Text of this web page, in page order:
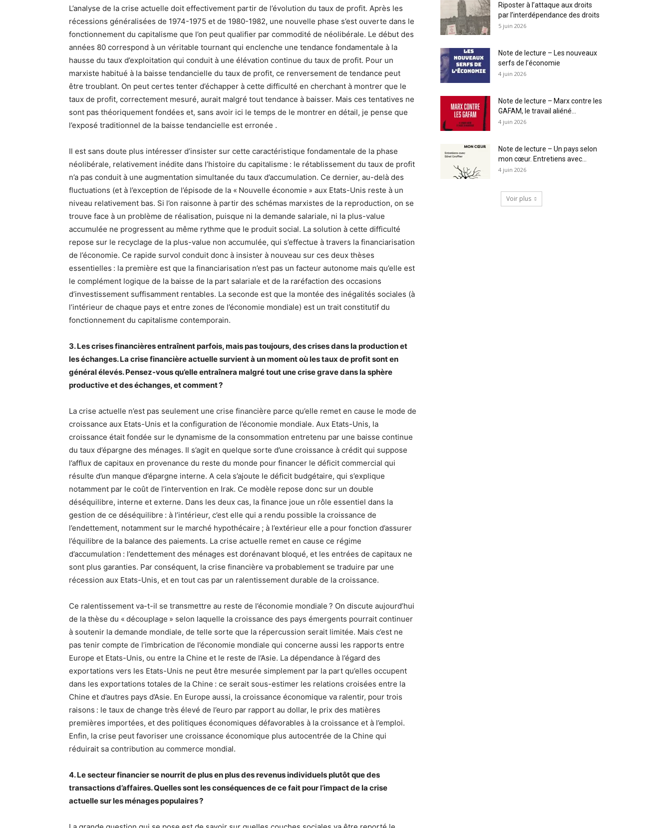
L’analyse de la crise actuelle doit effectivement partir de l’évolution du taux de profit. Après les
récessions généralisées de 1974-1975 et de 1980-1982, une nouvelle phase s’est ouverte dans le
fonctionnement du capitalisme que l’on peut qualifier par commodité de néolibérale. Le début des
années 80 correspond à un véritable tournant qui enclenche une tendance fondamentale à la
hausse du taux d’exploitation qui conduit à une élévation continue du taux de profit. Pour un
marxiste habitué à la baisse tendancielle du taux de profit, ce renversement de tendance peut
être troublant. On peut certes tenter d’échapper à cette difficulté en cherchant à montrer que le
taux de profit, correctement mesuré, aurait malgré tout tendance à baisser. Mais ces tentatives ne
sont pas théoriquement fondées et, sans avoir ici le temps de le montrer en détail, je pense que
l’exposé traditionnel de la baisse tendancielle est erronée .
Il est sans doute plus intéresser d’insister sur cette caractéristique fondamentale de la phase
néolibérale, relativement inédite dans l’histoire du capitalisme : le rétablissement du taux de profit
n’a pas conduit à une augmentation simultanée du taux d’accumulation. Ce dernier, au-delà des
fluctuations (et à l’exception de l’épisode de la « Nouvelle économie » aux Etats-Unis reste à un
niveau relativement bas. Si l’on raisonne à partir des schémas marxistes de la reproduction, on se
trouve face à un problème de réalisation, puisque ni la demande salariale, ni la plus-value
accumulée ne progressent au même rythme que le produit social. La solution à cette difficulté
repose sur le recyclage de la plus-value non accumulée, qui s’effectue à travers la financiarisation
de l’économie. Ce rapide survol conduit donc à insister à nouveau sur ces deux thèses
essentielles : la première est que la financiarisation n’est pas un facteur autonome mais qu’elle est
le complément logique de la baisse de la part salariale et de la raréfaction des occasions
d’investissement suffisamment rentables. La seconde est que la montée des inégalités sociales (à
l’intérieur de chaque pays et entre zones de l’économie mondiale) est un trait constitutif du
fonctionnement du capitalisme contemporain.
3. Les crises financières entraînent parfois, mais pas toujours, des crises dans la production et
les échanges. La crise financière actuelle survient à un moment où les taux de profit sont en
général élevés. Pensez-vous qu’elle entraînera malgré tout une crise grave dans la sphère
productive et des échanges, et comment ?
La crise actuelle n’est pas seulement une crise financière parce qu’elle remet en cause le mode de
croissance aux Etats-Unis et la configuration de l’économie mondiale. Aux Etats-Unis, la
croissance était fondée sur le dynamisme de la consommation entretenu par une baisse continue
du taux d’épargne des ménages. Il s’agit en quelque sorte d’une croissance à crédit qui suppose
l’afflux de capitaux en provenance du reste du monde pour financer le déficit commercial qui
résulte d’un manque d’épargne interne. A cela s’ajoute le déficit budgétaire, qui s’explique
notamment par le coût de l’intervention en Irak. Ce modèle repose donc sur un double
déséquilibre, interne et externe. Dans les deux cas, la finance joue un rôle essentiel dans la
gestion de ce déséquilibre : à l’intérieur, c’est elle qui a rendu possible la croissance de
l’endettement, notamment sur le marché hypothécaire ; à l’extérieur elle a pour fonction d’assurer
l’équilibre de la balance des paiements. La crise actuelle remet en cause ce régime
d’accumulation : l’endettement des ménages est dorénavant bloqué, et les entrées de capitaux ne
sont plus garanties. Par conséquent, la crise financière va probablement se traduire par une
récession aux Etats-Unis, et en tout cas par un ralentissement durable de la croissance.
Ce ralentissement va-t-il se transmettre au reste de l’économie mondiale ? On discute aujourd’hui
de la thèse du « découplage » selon laquelle la croissance des pays émergents pourrait continuer
à soutenir la demande mondiale, de telle sorte que la répercussion serait limitée. Mais c’est ne
pas tenir compte de l’imbrication de l’économie mondiale qui concerne aussi les rapports entre
Europe et Etats-Unis, ou entre la Chine et le reste de l’Asie. La dépendance à l’égard des
exportations vers les Etats-Unis ne peut être mesurée simplement par la part qu’elles occupent
dans les exportations totales de la Chine : ce serait sous-estimer les relations croisées entre la
Chine et d’autres pays d’Asie. En Europe aussi, la croissance économique va ralentir, pour trois
raisons : le taux de change très élevé de l’euro par rapport au dollar, le prix des matières
premières importées, et des politiques économiques défavorables à la croissance et à l’emploi.
Enfin, la crise peut favoriser une croissance économique plus autocentrée de la Chine qui
réduirait sa contribution au commerce mondial.
4. Le secteur financier se nourrit de plus en plus des revenus individuels plutôt que des
transactions d’affaires. Quelles sont les conséquences de ce fait pour l’impact de la crise
actuelle sur les ménages populaires ?
Riposter à l’attaque aux droits
par l’interdépendance des droits
5 juin 2026
Note de lecture – Les nouveaux
serfs de l’économie
4 juin 2026
Note de lecture – Marx contre les
GAFAM, le travail aliéné...
4 juin 2026
Note de lecture – Un pays selon
mon cœur. Entretiens avec...
4 juin 2026
Voir plus